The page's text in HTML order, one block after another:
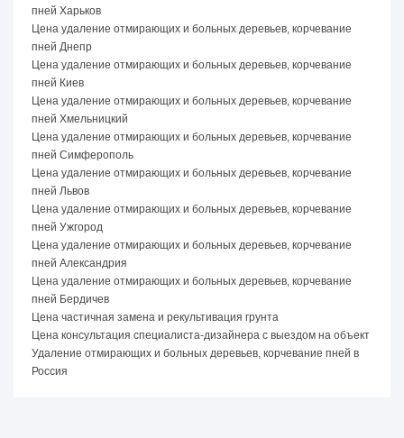
пней Харьков
Цена удаление отмирающих и больных деревьев, корчевание
пней Днепр
Цена удаление отмирающих и больных деревьев, корчевание
пней Киев
Цена удаление отмирающих и больных деревьев, корчевание
пней Хмельницкий
Цена удаление отмирающих и больных деревьев, корчевание
пней Симферополь
Цена удаление отмирающих и больных деревьев, корчевание
пней Львов
Цена удаление отмирающих и больных деревьев, корчевание
пней Ужгород
Цена удаление отмирающих и больных деревьев, корчевание
пней Александрия
Цена удаление отмирающих и больных деревьев, корчевание
пней Бердичев
Цена частичная замена и рекультивация грунта
Цена консультация специалиста-дизайнера с выездом на объект
Удаление отмирающих и больных деревьев, корчевание пней в
Россия